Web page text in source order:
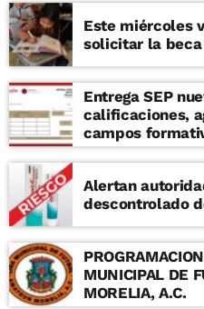
Este miércoles
solicitar la
Entrega SEP
calificaciones,
campos
Alertan
descontrolado
MUNICIPAL DE
MORELIA, A.C.